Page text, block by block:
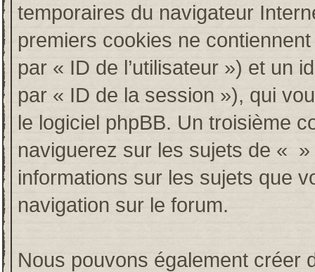
temporaires du navigateur
premiers cookies ne
par « ID de l’utilisateur ») et un
par « ID de la session »), qui
le logiciel phpBB. Un troisième
naviguerez sur les sujets de «
informations sur les sujets que
navigation sur le forum.
Nous pouvons également créer